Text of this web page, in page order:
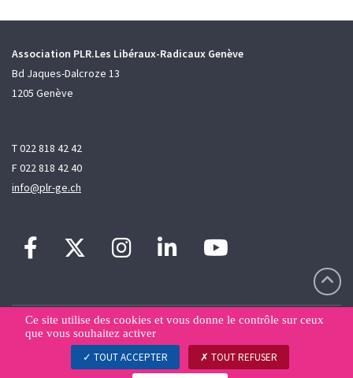
Association PLR.Les Libéraux-Radicaux Genève
Bd Jaques-Dalcroze 13
1205 Genève
T 022 818 42 42
F 022 818 42 40
info@plr-ge.ch
Contact Sitemap
Déclaration de confidentialité
Gestion des données
© PLR.Les Libéraux-Radicaux
Ce site utilise des cookies et vous donne le contrôle sur ceux
que vous souhaitez activer
TOUT ACCEPTER TOUT REFUSER